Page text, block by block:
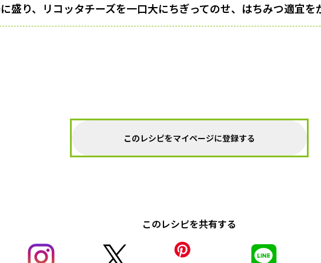
盛り、リコッタチーズを一口大にちぎってのせ、はちみつ適宜を
このレシピをマイページに登録する
このレシピを共有する